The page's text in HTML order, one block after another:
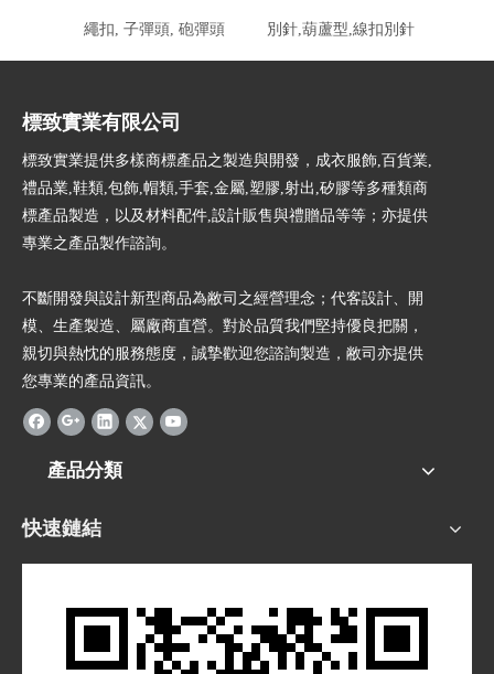
繩扣, 子彈頭, 砲彈頭 別針,葫蘆型,線扣別針
標致實業有限公司
標致實業提供多樣商標產品之製造與開發，成衣服飾,百貨業,
禮品業,鞋類,包飾,帽類,手套,金屬,塑膠,射出,矽膠等多種類商
標產品製造，以及材料配件,設計販售與禮贈品等等；亦提供
專業之產品製作諮詢。
不斷開發與設計新型商品為敝司之經營理念；代客設計、開
模、生產製造、屬廠商直營。對於品質我們堅持優良把關，
親切與熱忱的服務態度，誠摯歡迎您諮詢製造，敝司亦提供
您專業的產品資訊。
產品分類
快速鏈結